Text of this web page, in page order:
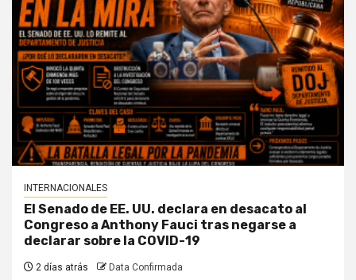
INTERNACIONALES
El Senado de EE. UU. declara en desacato al
Congreso a Anthony Fauci tras negarse a
declarar sobre la COVID-19
2 días atrás Data Confirmada